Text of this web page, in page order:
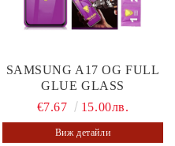
SAMSUNG A17 OG FULL
GLUE GLASS
€7.67
15.00лв.
Виж детайли